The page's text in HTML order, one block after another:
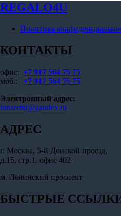
REGALO4U
Политика
КОНТАКТЫ
офис: +7 917 564 75 75
моб.: +7 917 564 75 75
Электронный адрес:
lunaretta@yandex.ru
АДРЕС
г. Москва, 5-й Донской проезд,
д.15, стр.1, офис 402
м. Ленинский проспект
БЫСТРЫЕ